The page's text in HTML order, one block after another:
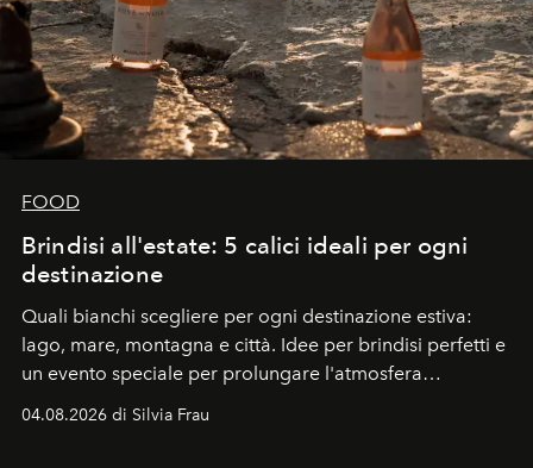
FOOD
Brindisi all'estate: 5 calici ideali per ogni
destinazione
Quali bianchi scegliere per ogni destinazione estiva:
lago, mare, montagna e città. Idee per brindisi perfetti e
un evento speciale per prolungare l'atmosfera
04.08.2026 di Silvia Frau